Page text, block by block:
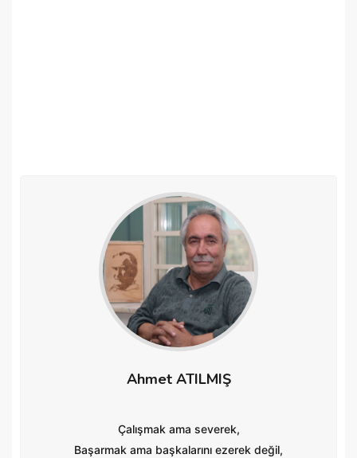
Ahmet ATILMIŞ
Çalışmak ama severek,
Başarmak ama başkalarını ezerek değil,